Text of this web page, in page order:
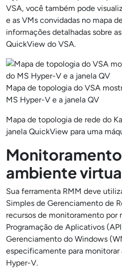
VSA, você também pode
e as VMs convidadas no mapa
informações detalhadas sobre
QuickView do VSA.
Mapa de topologia do VSA
MS Hyper-V e a janela QV
Mapa de topologia de rede do
janela QuickView para uma
ambiente
Sua ferramenta RMM deve
Simples de Gerenciamento de
recursos de monitoramento por
Programação de Aplicativos
Gerenciamento do Windows
especificamente para
Hyper-V.